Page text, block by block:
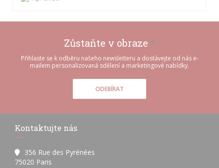
Zůstaňte v obraze *
Přihlaste se k odběru našeho newsletteru a dostávejte od nás e-
mailem personalizovaná sdělení a marketingové nabídky.
ODEBÍRAT
Kontaktujte nás
356 Rue des Pyrénées
75020 Paris